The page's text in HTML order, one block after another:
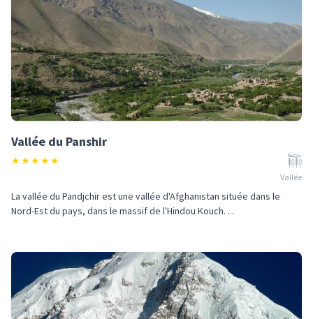
Vallée du Panshir
★★★★★
Vallée
La vallée du Pandjchir est une vallée d'Afghanistan située dans le
Nord-Est du pays, dans le massif de l'Hindou Kouch. ...